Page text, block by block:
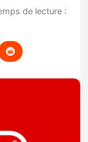
de lecture :